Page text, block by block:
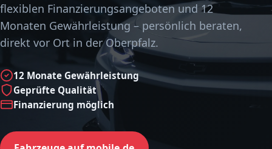
flexiblen Finanzierungsangeboten und 12
Monaten Gewährleistung – persönlich beraten,
direkt vor Ort in der Oberpfalz.
12 Monate Gewährleistung
Geprüfte Qualität
Finanzierung möglich